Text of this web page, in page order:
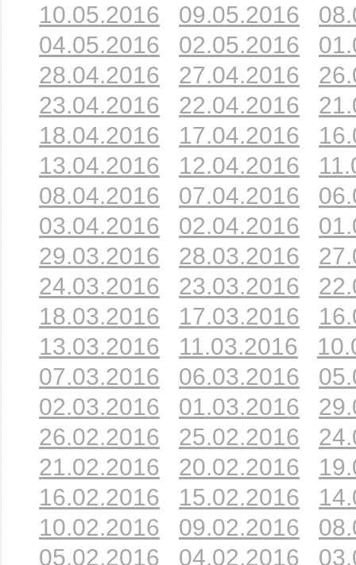
10.05.2016
09.05.2016
04.05.2016
02.05.2016
28.04.2016
27.04.2016
23.04.2016
22.04.2016
18.04.2016
17.04.2016
13.04.2016
12.04.2016
08.04.2016
07.04.2016
03.04.2016
02.04.2016
29.03.2016
28.03.2016
24.03.2016
23.03.2016
18.03.2016
17.03.2016
13.03.2016
11.03.2016
07.03.2016
06.03.2016
02.03.2016
01.03.2016
26.02.2016
25.02.2016
21.02.2016
20.02.2016
16.02.2016
15.02.2016
10.02.2016
09.02.2016
05.02.2016
04.02.2016